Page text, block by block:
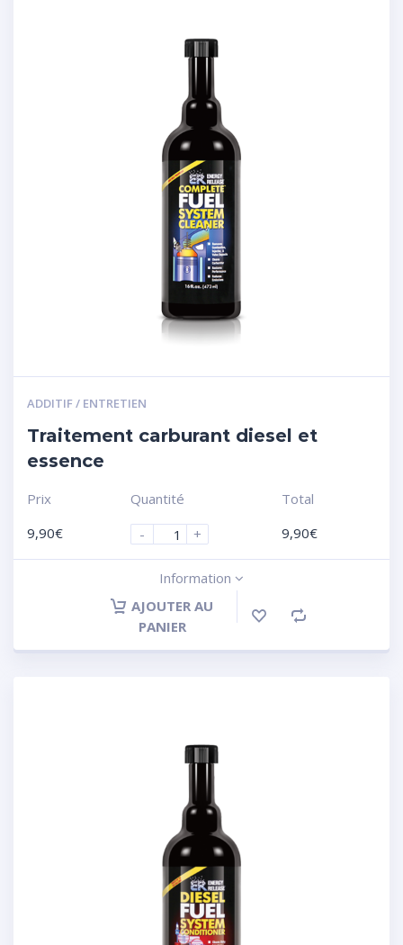
ADDITIF / ENTRETIEN
Traitement carburant diesel et
essence
Prix
9,90€
Quantité
-
+
Total
9,90€
Information
AJOUTER AU
PANIER